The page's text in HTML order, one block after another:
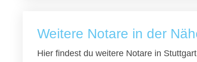
Weitere Notare in der
Hier findest du weitere Notare in